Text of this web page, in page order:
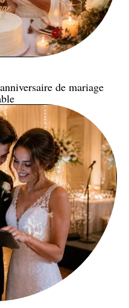
de mariage